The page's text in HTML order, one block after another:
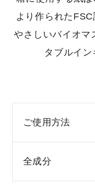
より作られたFSC
やさしいバイオマ
タブルイン
ご使用方法
全成分